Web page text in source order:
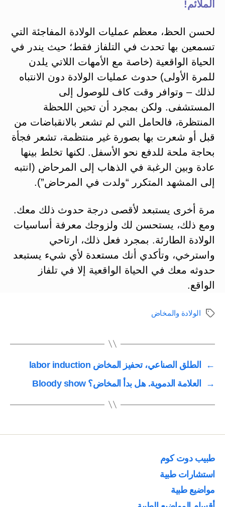
الملائم!
لحسن الحظ، معظم عمليات الولادة المفاجئة التي
تسمعين بها تحدث في التلفاز فقط؛ حيث يندر في
الحياة الواقعية (خاصة مع الأمهات اللاتي يلدن
للمرة الأولى) حدوث عمليات الولادة دون الانتباه
لذلك – وتوافر وقت كاف للوصول إلى
المستشفى. ولكن بمجرد أن تحين اللحظة
المنتظرة، فالحامل التي لم تشعر بالانقباضات من
قبل أو شعرت بها بصورة غير منتظمة، تشعر فجأة
بحاجة ملحة للدفع نحو الأسفل. لكنها تخلط بينها
عادة وبين الرغبة في الذهاب إلى المرحاض (انتبه
إلى المشهد المتكرر “ولدت في المرحاض”).
مرة أخرى يستبعد لأقصى درجة حدوث ذلك معك.
ومع ذلك، يستحسن لك ولزوجك معرفة أساسيات
الولادة الطارئة. بمجرد فعل ذلك، ارتاحي
واسترخي، وتأكدي أنك مستعدة لأي شيء يستبعد
حدوثه معك في الحياة الواقعية إلا في تلفاز
الواقع.
الوسومالولادة والمخاض
←
الطلق الصناعي، تحفيز المخاض labor induction
→
العلامة الدموية. هل بدأ المخاض؟ Bloody show
طبيب دوت كوم
استشارات طبية
مواضيع طبية